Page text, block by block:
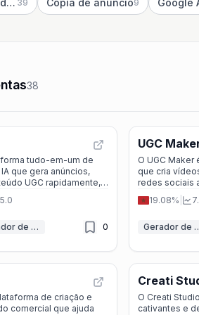
Assistente Criativo de Anúncios IA 39 Cópia de anúncio9 Google
38
tudo-em-um de
que gera anúncios,
UGC rapidamente,
5.0
Gerador de Anúncios IA 0
UGC
O UGC Maker
que cria
redes sociais
necessidade
19.08%
Gerador de
de criação e
comercial que ajuda
Creati
O Creati
cativantes e